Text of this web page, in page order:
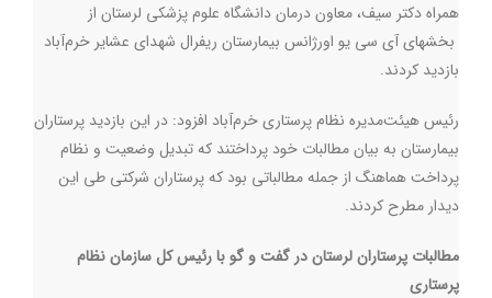
همراه دکتر سیف، معاون درمان دانشگاه علوم‌ پزشکی لرستان از
بخشهای آی سی یو اورژانس بیمارستان ریفرال شهدای عشایر خرم‌آباد
بازدید کردند.
رئیس هیئت‌مدیره نظام پرستاری خرم‌آباد افزود: در این بازدید پرستاران
بیمارستان به بیان مطالبات خود پرداختند که تبدیل وضعیت و نظام
پرداخت هماهنگ از جمله مطالباتی بود که پرستاران شرکتی طی این
دیدار مطرح کردند.
مطالبات پرستاران لرستان در گفت و گو با رئیس کل سازمان نظام
پرستاری